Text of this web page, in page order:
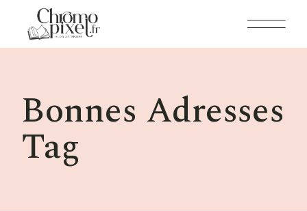
content
Bonnes Adresses
Tag